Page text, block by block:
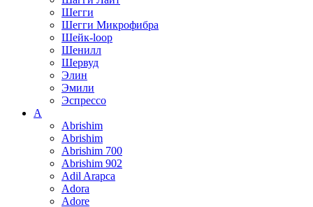
Шегги
Шегги Микрофибра
Шейк-loop
Шенилл
Шервуд
Элин
Эмили
Эспрессо
A
Abrishim
Abrishim
Abrishim 700
Abrishim 902
Adil Arapca
Adora
Adore